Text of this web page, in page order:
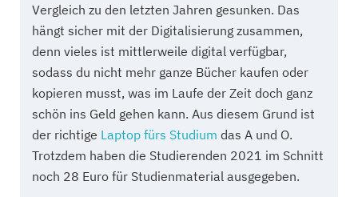
Vergleich zu den letzten Jahren gesunken. Das
hängt sicher mit der Digitalisierung zusammen,
denn vieles ist mittlerweile digital verfügbar,
sodass du nicht mehr ganze Bücher kaufen oder
kopieren musst, was im Laufe der Zeit doch ganz
schön ins Geld gehen kann. Aus diesem Grund ist
der richtige Laptop fürs Studium das A und O.
Trotzdem haben die Studierenden 2021 im Schnitt
noch 28 Euro für Studienmaterial ausgegeben.